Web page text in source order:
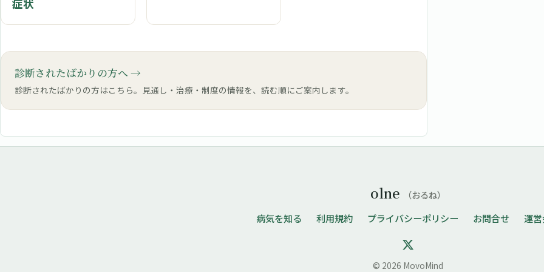
症状
診断されたばかりの方へ
診断されたばかりの方はこちら。見通し・治療・制度の情報を、読む順にご案内します。
olne （おるね）
病気を知る 利用規約 プライバシーポリシー お問合せ 運
© 2026 MovoMind